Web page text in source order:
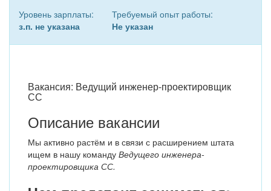
Уровень зарплаты:
з.п. не указана
Требуемый опыт работы:
Не указан
Вакансия: Ведущий инженер-проектировщик
СС
Описание вакансии
Мы активно растём и в связи с расширением штата
ищем в нашу команду Ведущего инженера-
проектировщика СС.